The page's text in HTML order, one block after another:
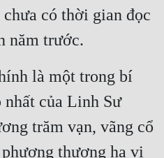
có thời gian đọc
năm trước.
là một trong bí
nhất của Linh Sư
trăm vạn, vãng cổ
thượng hạ vị